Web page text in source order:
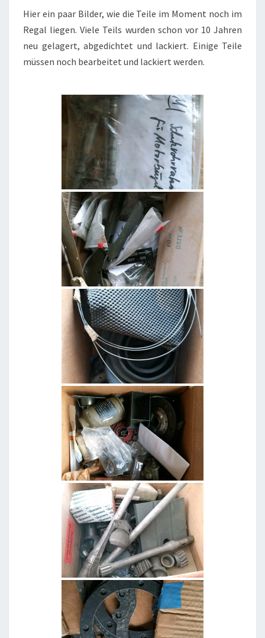
Hier ein paar Bilder, wie die Teile im Moment noch im
Regal liegen. Viele Teils wurden schon vor 10 Jahren
neu gelagert, abgedichtet und lackiert. Einige Teile
müssen noch bearbeitet und lackiert werden.